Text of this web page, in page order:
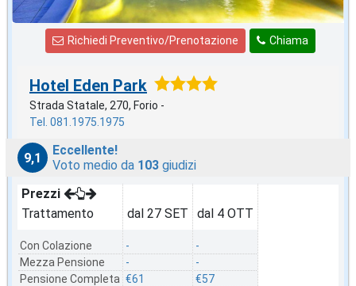
Chiama
Richiedi Preventivo/Prenotazione
Hotel Eden Park
Strada Statale, 270, Forio -
Tel. 081.1975.1975
9,1
Eccellente!
Voto medio da 103 giudizi
Prezzi
Trattamento
Con Colazione
Mezza Pensione
Pensione Completa
dal 27 SET
-
-
€61
dal 4 OTT
-
-
€57